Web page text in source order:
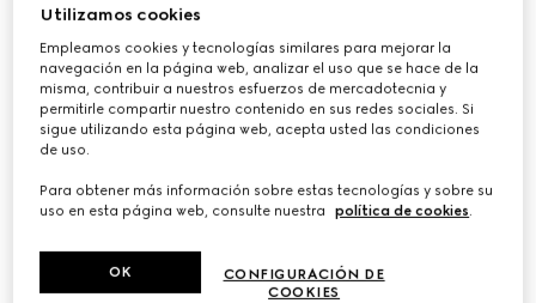
ELIJA EL HORARIO*
/3
Utilizamos cookies
Empleamos cookies y tecnologías similares para mejorar la
navegación en la página web, analizar el uso que se hace de la
misma, contribuir a nuestros esfuerzos de mercadotecnia y
permitirle compartir nuestro contenido en sus redes sociales. Si
sigue utilizando esta página web, acepta usted las condiciones
de uso.
Para obtener más información sobre estas tecnologías y sobre su
uso en esta página web, consulte nuestra
política de cookies.
CONFIGURACIÓN DE
COOKIES
OK